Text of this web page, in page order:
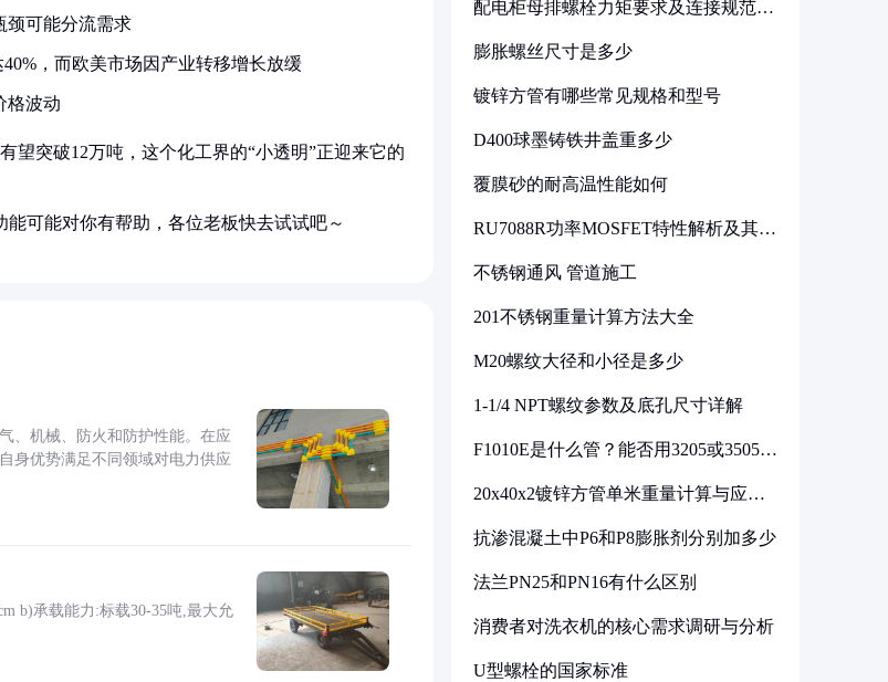
颈可能分流需求
，而欧美市场因产业转移增长放缓
格波动
望突破12万吨，这个化工界的“小透明”正迎来它的
可能对你有帮助，各位老板快去试试吧～
、机械、防火和防护性能。在应
身优势满足不同领域对电力供应
b)承载能力:标载30-35吨,最大允
配电柜母排螺栓力矩要求及连接规范详
膨胀螺丝尺寸是多少
镀锌方管有哪些常见规格和型号
D400球墨铸铁井盖重多少
覆膜砂的耐高温性能如何
RU7088R功率MOSFET特性解析及其在
不锈钢通风 管道施工
201不锈钢重量计算方法大全
M20螺纹大径和小径是多少
1-1/4 NPT螺纹参数及底孔尺寸详解
F1010E是什么管？能否用3205或3505代
20x40x2镀锌方管单米重量计算与应用
抗渗混凝土中P6和P8膨胀剂分别加多少
法兰PN25和PN16有什么区别
消费者对洗衣机的核心需求调研与分析
U型螺栓的国家标准